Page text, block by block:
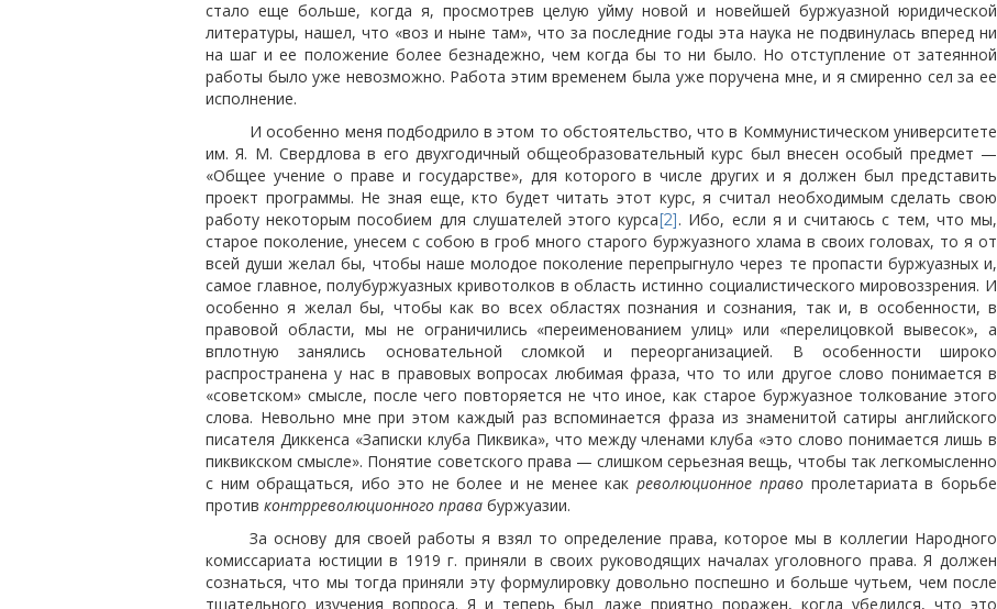
стало еще больше, когда я, просмотрев целую уйму новой и новейшей буржуазной юридической
литературы, нашел, что «воз и ныне там», что за последние годы эта наука не подвинулась вперед ни
на шаг и ее положение более безнадежно, чем когда бы то ни было. Но отступление от затеянной
работы было уже невозможно. Работа этим временем была уже поручена мне, и я смиренно сел за ее
исполнение.
И особенно меня подбодрило в этом то обстоятельство, что в Коммунистическом университете
им. Я. М. Свердлова в его двухгодичный общеобразовательный курс был внесен особый предмет —
«Общее учение о праве и государстве», для которого в числе других и я должен был представить
проект программы. Не зная еще, кто будет читать этот курс, я считал необходимым сделать свою
работу некоторым пособием для слушателей этого курса[2]. Ибо, если я и считаюсь с тем, что мы,
старое поколение, унесем с собою в гроб много старого буржуазного хлама в своих головах, то я от
всей души желал бы, чтобы наше молодое поколение перепрыгнуло через те пропасти буржуазных и,
самое главное, полубуржуазных кривотолков в область истинно социалистического мировоззрения. И
особенно я желал бы, чтобы как во всех областях познания и сознания, так и, в особенности, в
правовой области, мы не ограничились «переименованием улиц» или «перелицовкой вывесок», а
вплотную занялись основательной сломкой и переорганизацией. В особенности широко
распространена у нас в правовых вопросах любимая фраза, что то или другое слово понимается в
«советском» смысле, после чего повторяется не что иное, как старое буржуазное толкование этого
слова. Невольно мне при этом каждый раз вспоминается фраза из знаменитой сатиры английского
писателя Диккенса «Записки клуба Пиквика», что между членами клуба «это слово понимается лишь в
пиквикском смысле». Понятие советского права — слишком серьезная вещь, чтобы так легкомысленно
с ним обращаться, ибо это не более и не менее какреволюционное правопролетариата в борьбе
против контрреволюционного права буржуазии.
За основу для своей работы я взял то определение права, которое мы в коллегии Народного
комиссариата юстиции в 1919 г. приняли в своих руководящих началах уголовного права. Я должен
сознаться, что мы тогда приняли эту формулировку довольно поспешно и больше чутьем, чем после
тщательного изучения вопроса. Я и теперь был даже приятно поражен, когда убедился, что это